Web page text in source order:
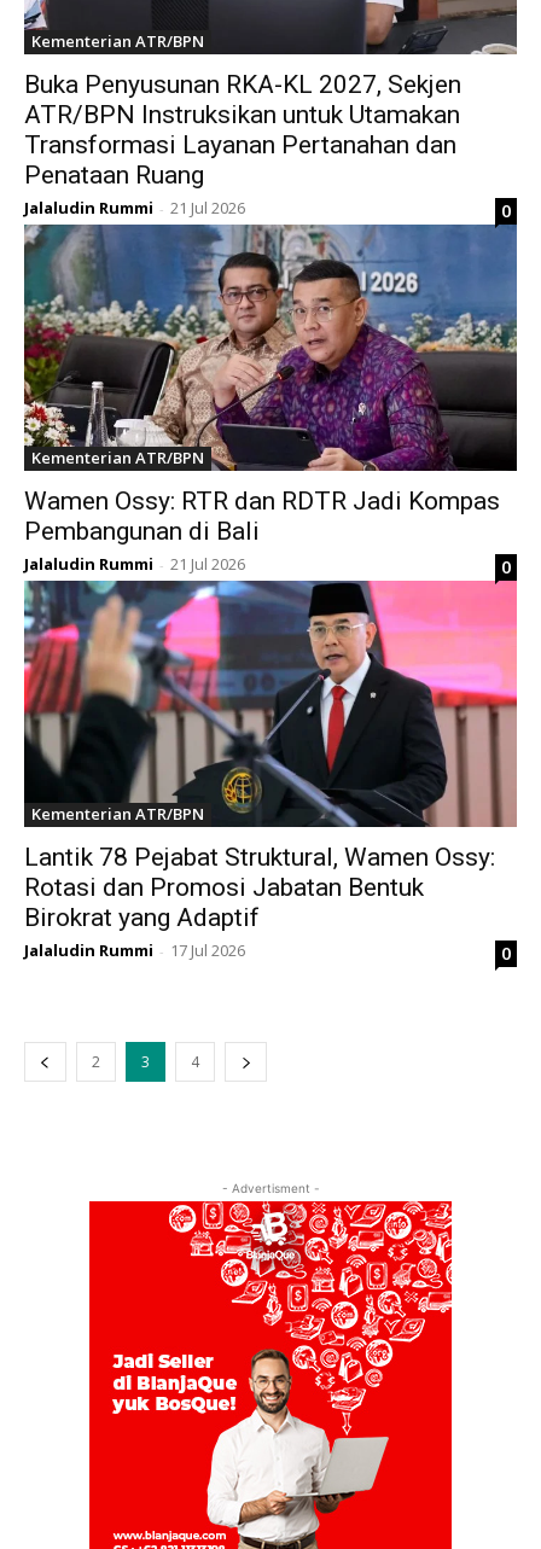
Kementerian ATR/BPN
Buka Penyusunan RKA-KL 2027, Sekjen
ATR/BPN Instruksikan untuk Utamakan
Transformasi Layanan Pertanahan dan
Penataan Ruang
Jalaludin Rummi - 21 Jul 2026 0
Kementerian ATR/BPN
Wamen Ossy: RTR dan RDTR Jadi Kompas
Pembangunan di Bali
Jalaludin Rummi - 21 Jul 2026 0
Kementerian ATR/BPN
Lantik 78 Pejabat Struktural, Wamen Ossy:
Rotasi dan Promosi Jabatan Bentuk
Birokrat yang Adaptif
Jalaludin Rummi - 17 Jul 2026 0
2 3 4
- Advertisment -